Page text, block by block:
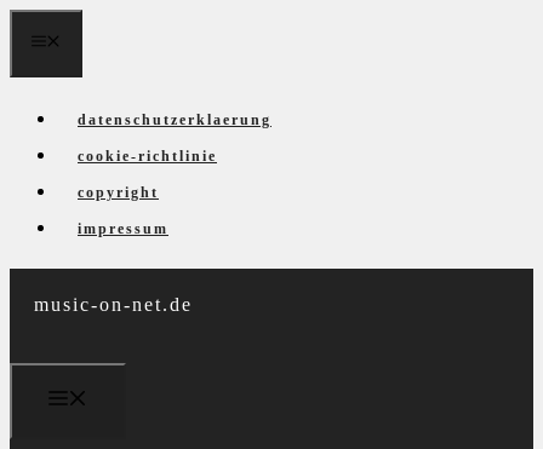
datenschutzerklaerung
cookie-richtlinie
copyright
impressum
music-on-net.de